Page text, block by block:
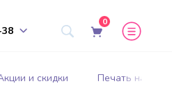
0
и скидки Печать на